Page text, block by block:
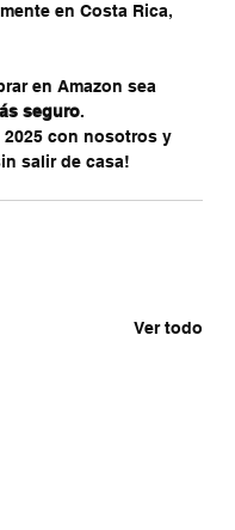
en Costa Rica,
en Amazon sea
seguro.
2025 con nosotros y
salir de casa!
Ver todo